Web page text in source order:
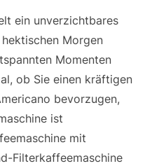
ein unverzichtbares
Morgen
Momenten
ob Sie einen kräftigen
bevorzugen,
ist
mit
Filterkaffeemaschine